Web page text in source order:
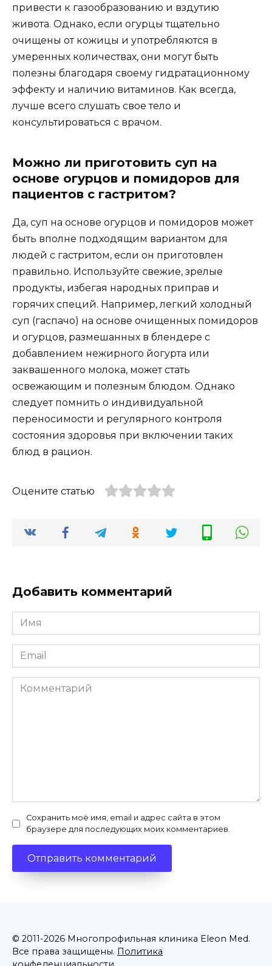
привести к газообразованию и вздутию
живота. Однако, если огурцы тщательно
очищены от кожицы и употребляются в
умеренных количествах, они могут быть
полезны благодаря своему гидратационному
эффекту и наличию витаминов. Как всегда,
лучше всего слушать свое тело и
консультироваться с врачом.
Можно ли приготовить суп на
основе огурцов и помидоров для
пациентов с гастритом?
Да, суп на основе огурцов и помидоров может
быть вполне подходящим вариантом для
людей с гастритом, если он приготовлен
правильно. Используйте свежие, зрелые
продукты, избегая народных приправ и
горячих специй. Например, легкий холодный
суп (гаспачо) на основе очищенных помидоров
и огурцов, размешанных в блендере с
добавлением нежирного йогурта или
заквашенного молока, может стать
освежающим и полезным блюдом. Однако
следует помнить о индивидуальной
переносимости и регулярного контроля
состояния здоровья при включении таких
блюд в рацион.
Оцените статью
Добавить комментарий
Имя
*
Email
*
Комментарий
Сохранить моё имя, email и адрес сайта в этом
браузере для последующих моих комментариев.
© 2011-2026 Многопрофильная клиника Eleon Med.
Все права защищены. Политика